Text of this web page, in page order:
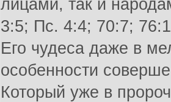
лицами, так и
3:5; Пс. 4:4; 70:7;
Его чудеса даже в
особенности
Который уже в